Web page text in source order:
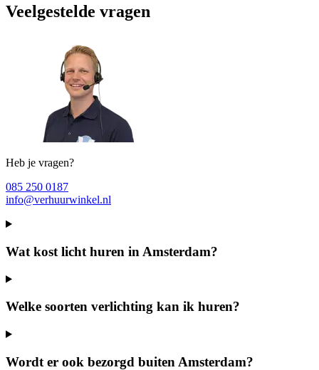
Veelgestelde vragen
Heb je vragen?
085 250 0187
info@verhuurwinkel.nl
Wat kost licht huren in Amsterdam?
Welke soorten verlichting kan ik huren?
Wordt er ook bezorgd buiten Amsterdam?